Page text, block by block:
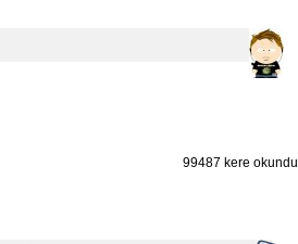
99487 kere okundu